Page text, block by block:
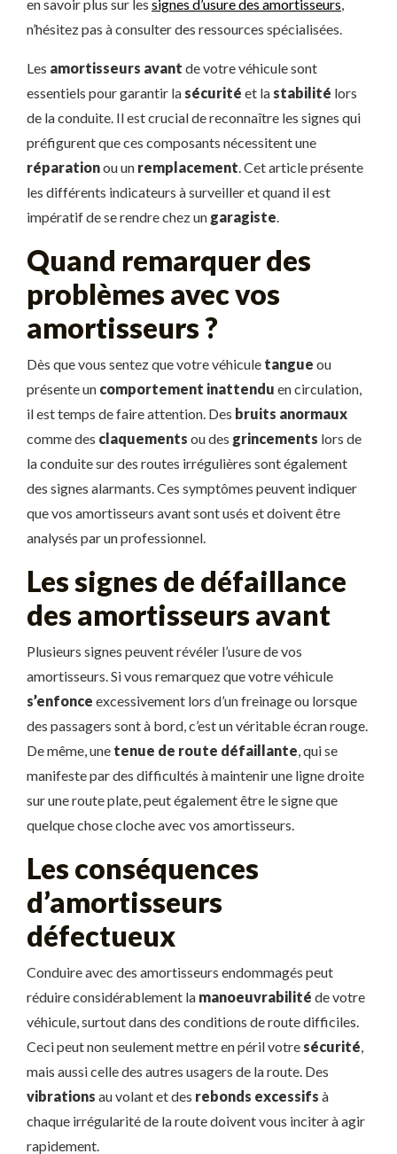
en savoir plus sur les signes d’usure des amortisseurs,
n’hésitez pas à consulter des ressources spécialisées.
Les amortisseurs avant de votre véhicule sont
essentiels pour garantir la sécurité et la stabilité lors
de la conduite. Il est crucial de reconnaître les signes qui
préfigurent que ces composants nécessitent une
réparationou un remplacement. Cet article présente
les différents indicateurs à surveiller et quand il est
impératif de se rendre chez un garagiste.
Quand remarquer des
problèmes avec vos
amortisseurs ?
Dès que vous sentez que votre véhicule tangue ou
présente un comportement inattendu en circulation,
il est temps de faire attention. Des bruits anormaux
comme des claquements ou des grincements lors de
la conduite sur des routes irrégulières sont également
des signes alarmants. Ces symptômes peuvent indiquer
que vos amortisseurs avant sont usés et doivent être
analysés par un professionnel.
Les signes de défaillance
des amortisseurs avant
Plusieurs signes peuvent révéler l’usure de vos
amortisseurs. Si vous remarquez que votre véhicule
s’enfonce excessivement lors d’un freinage ou lorsque
des passagers sont à bord, c’est un véritable écran rouge.
De même, une tenue de route défaillante, qui se
manifeste par des difficultés à maintenir une ligne droite
sur une route plate, peut également être le signe que
quelque chose cloche avec vos amortisseurs.
Les conséquences
d’amortisseurs
défectueux
Conduire avec des amortisseurs endommagés peut
réduire considérablement la manoeuvrabilité de votre
véhicule, surtout dans des conditions de route difficiles.
Ceci peut non seulement mettre en péril votre sécurité,
mais aussi celle des autres usagers de la route. Des
vibrations au volant et des rebonds excessifs à
chaque irrégularité de la route doivent vous inciter à agir
rapidement.